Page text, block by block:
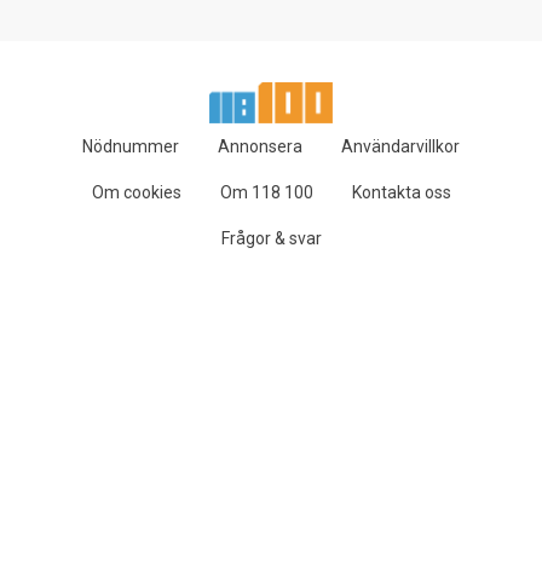
Nödnummer Annonsera Användarvillkor
Om cookies Om 118 100 Kontakta oss
Frågor & svar